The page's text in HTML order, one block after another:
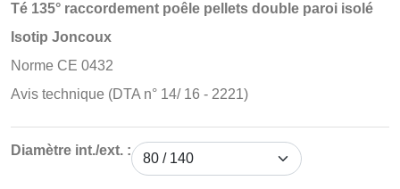
Té 135° raccordement poêle pellets double paroi isolé
Isotip Joncoux
Norme CE 0432
Avis technique (DTA n° 14/ 16 - 2221)
Diamètre int./ext. :